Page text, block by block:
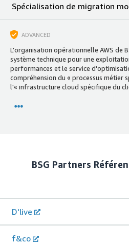
Spécialisation de migration
ADVANCED
L'organisation opérationnelle AWS de
système technique pour une
performances et le service
compréhension du « processus métier
l'« infrastructure cloud spécifique du
BSG Partners
D'live
f&co